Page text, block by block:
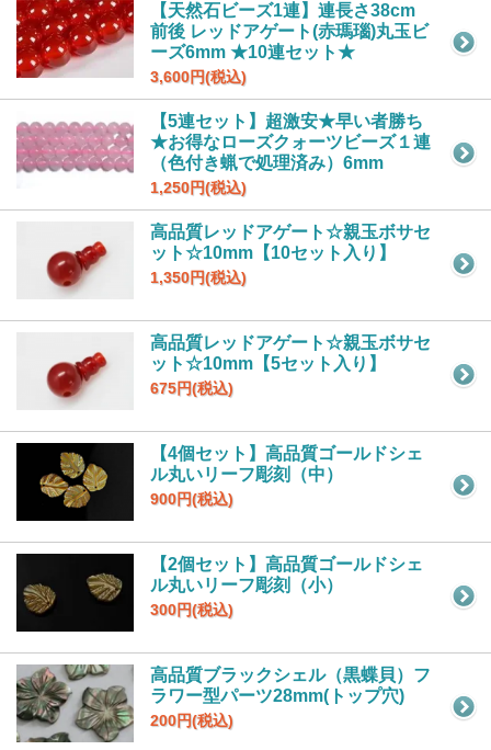
【天然石ビーズ1連】連長さ38cm
前後 レッドアゲート(赤瑪瑙)丸玉ビ
ーズ6mm ★10連セット★
3,600円(税込)
【5連セット】超激安★早い者勝ち
★お得なローズクォーツビーズ１連
（色付き蝋で処理済み）6mm
1,250円(税込)
高品質レッドアゲート☆親玉ボサセ
ット☆10mm【10セット入り】
1,350円(税込)
高品質レッドアゲート☆親玉ボサセ
ット☆10mm【5セット入り】
675円(税込)
【4個セット】高品質ゴールドシェ
ル丸いリーフ彫刻（中）
900円(税込)
【2個セット】高品質ゴールドシェ
ル丸いリーフ彫刻（小）
300円(税込)
高品質ブラックシェル（黒蝶貝）フ
ラワー型パーツ28mm(トップ穴)
200円(税込)